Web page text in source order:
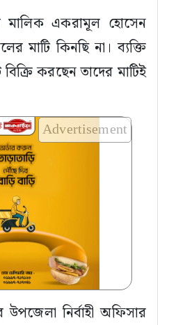
মালিক একরামূল হোসেন
মাটি কিনছি না। ব্যক্তি
বিক্রি করছেন তাদের মাটিই
Advertisement
নির্বাহী অফিসার